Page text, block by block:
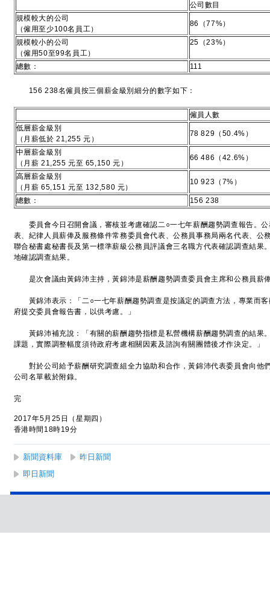
公司數目
規模較大的公司
（僱用至少100名員工）
86（77%）
規模較小的公司
（僱用50至99名員工）
25（23%）
總數： 111
156 238名僱員按三個薪金級別細分的數字如下：
僱員人數
低層薪金級別
（月薪低於 21,255 元）
78 829（50.4%）
中層薪金級別
（月薪 21,255 元至 65,150 元）
66 486（42.6%）
高層薪金級別
（月薪 65,151 元至 132,580 元）
10 923（7%）
總數： 156 238
委員會今日召開會議，審核並考慮確認二○一七年薪酬趨勢調查報告。公
表、紀律人員薪俸及服務條件常務委員會代表、公務員事務局兩名代表、公
聯合秘書處秘書長及第一標準薪級公務員評議會三名職方代表確認調查結果
地確認調查結果。
是次會議由黃錦沛主持，黃錦沛是薪酬趨勢調查委員會主席和公務員薪
黃錦沛表示：「二○一七年薪酬趨勢調查是按議定的調查方法，專業而客
府提交委員會報告書，以供考慮。」
黃錦沛補充說：「有關的薪酬趨勢指標是私營機構薪酬趨勢調查的結果
課題，實際調整幅度須待政府考慮相關因素及諮詢有關團體後才作決定。」
對於公司給予薪酬研究調查組全力協助和合作，黃錦沛代表委員會向他
公司名單載於附錄。
完
2017年5月25日（星期四）
香港時間18時19分
新聞資料庫
昨日新聞
即日新聞